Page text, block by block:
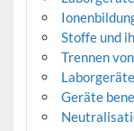
Stoffe und
Trennen
Laborgeräte
Geräte